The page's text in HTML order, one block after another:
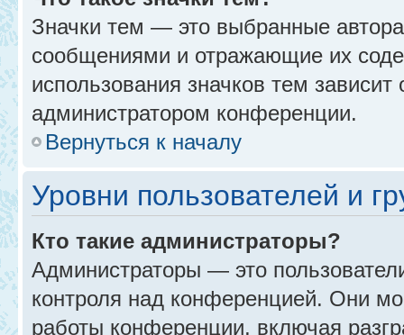
Значки тем — это выбранные
сообщениями и отражающие их
использования значков тем
администратором конференции.
Вернуться к началу
Уровни пользователей и
Кто такие администраторы?
Администраторы — это
контроля над конференцией. Они
работы конференции, включая